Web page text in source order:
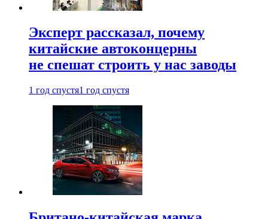
Эксперт рассказал, почему
китайские автоконцерны
не спешат строить у нас заводы
1 год спустя1 год спустя